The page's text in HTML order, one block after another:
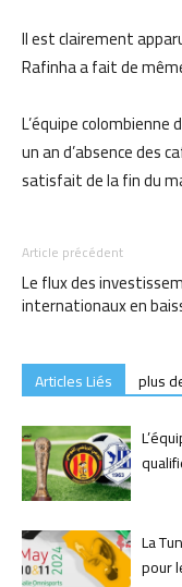
Il est clairement
Rafinha a fait de
L’équipe
un an d’absence des
satisfait de la fin du
Article précédent
Le flux des
internationaux en
Articles Liés
plus
La
pour